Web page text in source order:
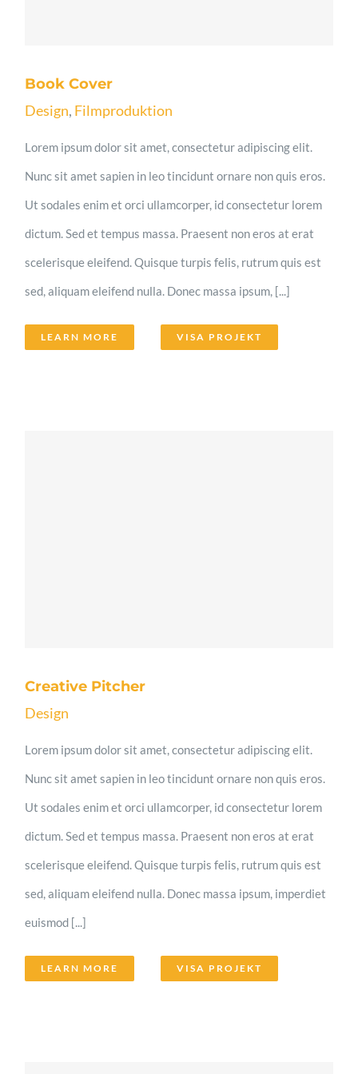
Book Cover
Design, Filmproduktion
Lorem ipsum dolor sit amet, consectetur adipiscing elit.
Nunc sit amet sapien in leo tincidunt ornare non quis eros.
Ut sodales enim et orci ullamcorper, id consectetur lorem
dictum. Sed et tempus massa. Praesent non eros at erat
scelerisque eleifend. Quisque turpis felis, rutrum quis est
sed, aliquam eleifend nulla. Donec massa ipsum, [...]
LEARN MORE VISA PROJEKT
Creative Pitcher
Design
Lorem ipsum dolor sit amet, consectetur adipiscing elit.
Nunc sit amet sapien in leo tincidunt ornare non quis eros.
Ut sodales enim et orci ullamcorper, id consectetur lorem
dictum. Sed et tempus massa. Praesent non eros at erat
scelerisque eleifend. Quisque turpis felis, rutrum quis est
sed, aliquam eleifend nulla. Donec massa ipsum, imperdiet
euismod [...]
LEARN MORE VISA PROJEKT